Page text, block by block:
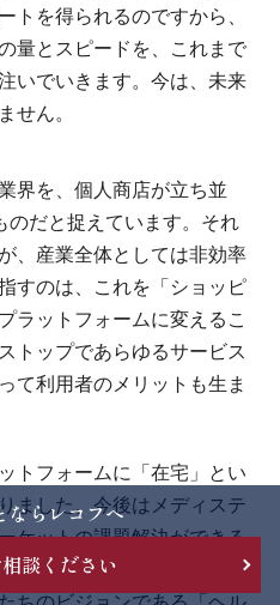
トを得られるのですから、
量とスピードを、これまで
いでいきます。今は、未来
せん。
界を、個人商店が立ち並
のだと捉えています。それ
、産業全体としては非効率
すのは、これを「ショッピ
ラットフォームに変えるこ
トップであらゆるサービス
て利用者のメリットも生ま
トフォームに「在宅」とい
ました。今後はメディステ
ケットの課題解決ができる
いきたい。その世界観が実
らレコフへ
談ください